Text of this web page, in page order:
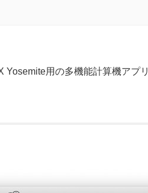
Yosemite用の多機能計算機アプリ